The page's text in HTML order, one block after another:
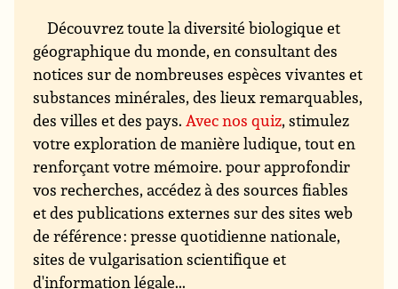
Découvrez toute la diversité biologique et
géographique du monde, en consultant des
notices sur de nombreuses espèces vivantes et
substances minérales, des lieux remarquables,
des villes et des pays.Avec nos quiz, stimulez
votre exploration de manière ludique, tout en
renforçant votre mémoire. pour approfondir
vos recherches, accédez à des sources fiables
et des publications externes sur des sites web
de référence : presse quotidienne nationale,
sites de vulgarisation scientifique et
d'information légale...